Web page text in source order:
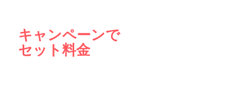
キャンペーンで
セット料金